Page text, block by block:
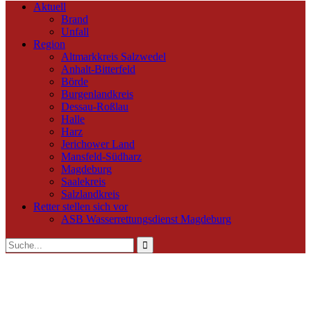
Aktuell
Brand
Unfall
Region
Altmarkkreis Salzwedel
Anhalt-Bitterfeld
Börde
Burgenlandkreis
Dessau-Roßlau
Halle
Harz
Jerichower Land
Mansfeld-Südharz
Magdeburg
Saalekreis
Salzlandkreis
Retter stellen sich vor
ASB Wasserrettungsdienst Magdeburg